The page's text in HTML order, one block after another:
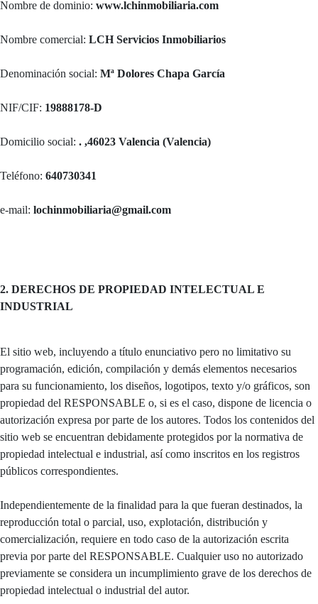
Nombre de dominio: www.lchinmobiliaria.com
Nombre comercial: LCH Servicios Inmobiliarios
Denominación social: Mª Dolores Chapa García
NIF/CIF: 19888178-D
Domicilio social: . ,46023 Valencia (Valencia)
Teléfono: 640730341
e-mail: lochinmobiliaria@gmail.com
2. DERECHOS DE PROPIEDAD INTELECTUAL E
INDUSTRIAL
El sitio web, incluyendo a título enunciativo pero no limitativo su
programación, edición, compilación y demás elementos necesarios
para su funcionamiento, los diseños, logotipos, texto y/o gráficos, son
propiedad del RESPONSABLE o, si es el caso, dispone de licencia o
autorización expresa por parte de los autores. Todos los contenidos del
sitio web se encuentran debidamente protegidos por la normativa de
propiedad intelectual e industrial, así como inscritos en los registros
públicos correspondientes.
Independientemente de la finalidad para la que fueran destinados, la
reproducción total o parcial, uso, explotación, distribución y
comercialización, requiere en todo caso de la autorización escrita
previa por parte del RESPONSABLE. Cualquier uso no autorizado
previamente se considera un incumplimiento grave de los derechos de
propiedad intelectual o industrial del autor.